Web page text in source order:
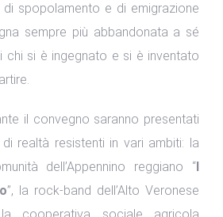
spopolamento e di emigrazione
sempre più abbandonata a sé
chi si è ingegnato e si è inventato
il convegno saranno presentati
realtà resistenti in vari ambiti: la
dell’Appennino reggiano “I
”, la rock-band dell’Alto Veronese